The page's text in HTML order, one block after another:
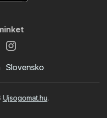
Slovensko
Ujsogomat.hu.